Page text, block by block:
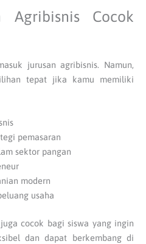
Agribisnis Cocok
jurusan agribisnis. Namun,
tepat jika kamu memiliki
pemasaran
sektor pangan
modern
usaha
cocok bagi siswa yang ingin
dan dapat berkembang di